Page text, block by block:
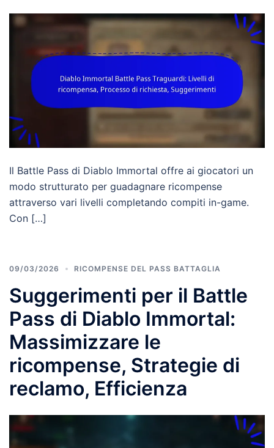
Il Battle Pass di Diablo Immortal offre ai giocatori un
modo strutturato per guadagnare ricompense
attraverso vari livelli completando compiti in-game.
Con […]
09/03/2026 RICOMPENSE DEL PASS BATTAGLIA
Suggerimenti per il Battle
Pass di Diablo Immortal:
Massimizzare le
ricompense, Strategie di
reclamo, Efficienza